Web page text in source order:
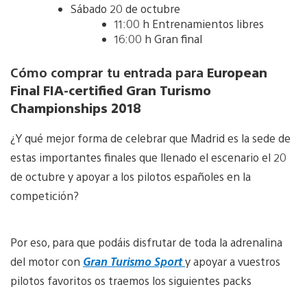
Sábado 20 de octubre
11:00 h Entrenamientos libres
16:00 h Gran final
Cómo comprar tu entrada para European
Final FIA-certified Gran Turismo
Championships 2018
¿Y qué mejor forma de celebrar que Madrid es la sede de
estas importantes finales que llenado el escenario el 20
de octubre y apoyar a los pilotos españoles en la
competición?
Por eso, para que podáis disfrutar de toda la adrenalina
del motor con Gran Turismo Sporty apoyar a vuestros
pilotos favoritos os traemos los siguientes packs